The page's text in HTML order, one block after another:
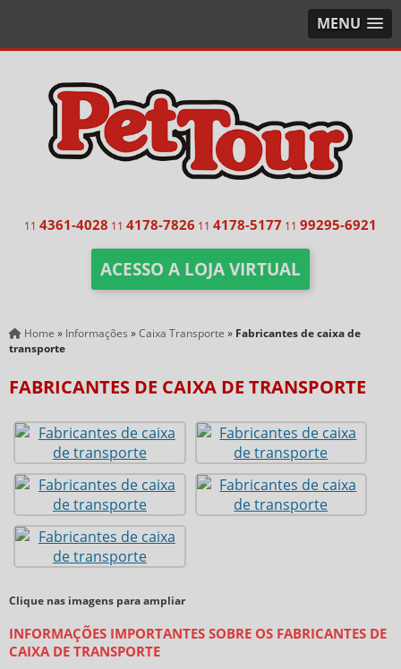
MENU
11 4361-4028 11 4178-7826 11 4178-5177 11 99295-6921
ACESSO A LOJA VIRTUAL
Home » Informações »Caixa Transporte » Fabricantes de caixa de
transporte
FABRICANTES DE CAIXA DE TRANSPORTE
Clique nas imagens para ampliar
INFORMAÇÕES IMPORTANTES SOBRE OS FABRICANTES DE
CAIXA DE TRANSPORTE